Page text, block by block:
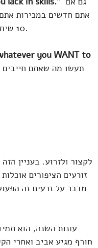
10 שיחות מכירה ואתם רק 1/10 אתם עדיין יכולים לנצח אם תעשו 100 שיחות מכירה.
you WANT to
תעשו מה שאתם
זורעים הציפורים
מדבר על זרעים זה
עונות השנה, הוא
חורף מגיע אביב ואחרי